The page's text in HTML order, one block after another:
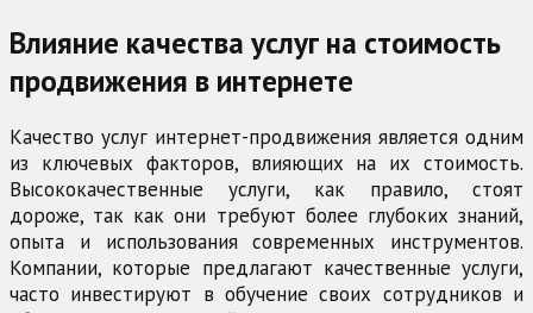
Влияние качества услуг на стоимость
продвижения в интернете
Качество услуг интернет-продвижения является одним
из ключевых факторов, влияющих на их стоимость.
Высококачественные услуги, как правило, стоят
дороже, так как они требуют более глубоких знаний,
опыта и использования современных инструментов.
Компании, которые предлагают качественные услуги,
часто инвестируют в обучение своих сотрудников и